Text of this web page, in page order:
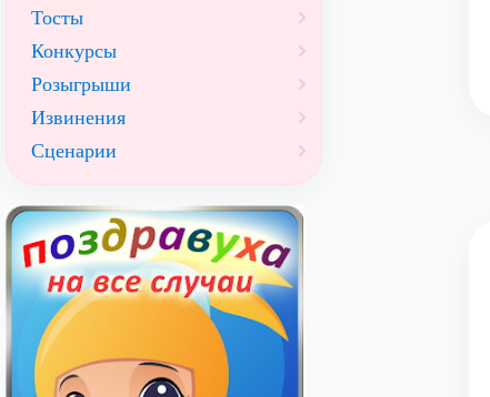
Тосты
Конкурсы
Розыгрыши
Извинения
Сценарии